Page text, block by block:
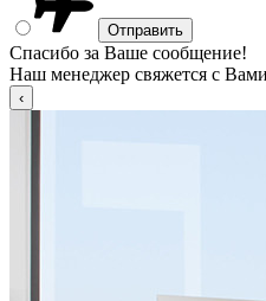
Спасибо за Ваше сообщение!
Наш менеджер свяжется с